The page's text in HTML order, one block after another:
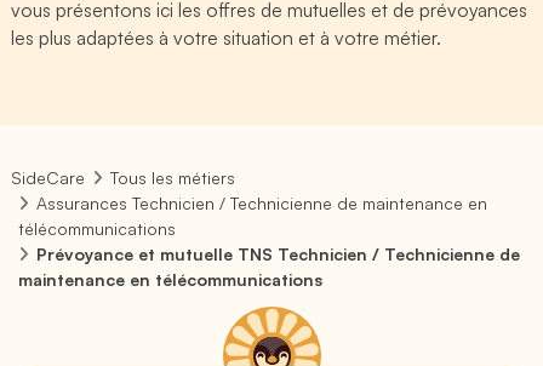
vous présentons ici les offres de mutuelles et de prévoyances
les plus adaptées à votre situation et à votre métier.
SideCare
Tous les métiers
Assurances Technicien / Technicienne de maintenance en
télécommunications
Prévoyance et mutuelle TNS Technicien / Technicienne de
maintenance en télécommunications